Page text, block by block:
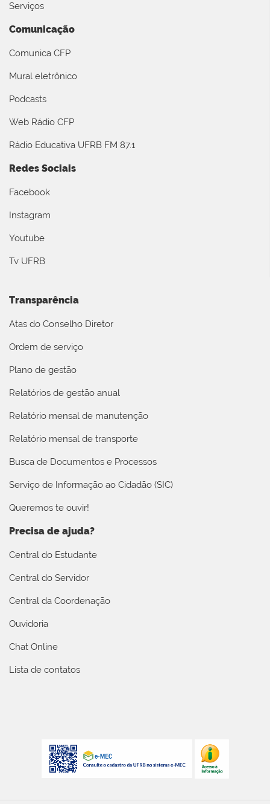
Serviços
Comunicação
Comunica CFP
Mural eletrônico
Podcasts
Web Rádio CFP
Rádio Educativa UFRB FM 87.1
Redes Sociais
Facebook
Instagram
Youtube
Tv UFRB
Transparência
Atas do Conselho Diretor
Ordem de serviço
Plano de gestão
Relatórios de gestão anual
Relatório mensal de manutenção
Relatório mensal de transporte
Busca de Documentos e Processos
Serviço de Informação ao Cidadão (SIC)
Queremos te ouvir!
Precisa de ajuda?
Central do Estudante
Central do Servidor
Central da Coordenação
Ouvidoria
Chat Online
Lista de contatos